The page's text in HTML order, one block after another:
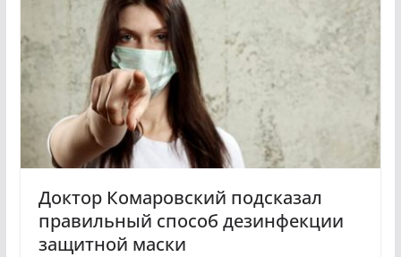
a
s
n
i
k
i
a
m
Доктор Комаровский подсказал
правильный способ дезинфекции
защитной маски